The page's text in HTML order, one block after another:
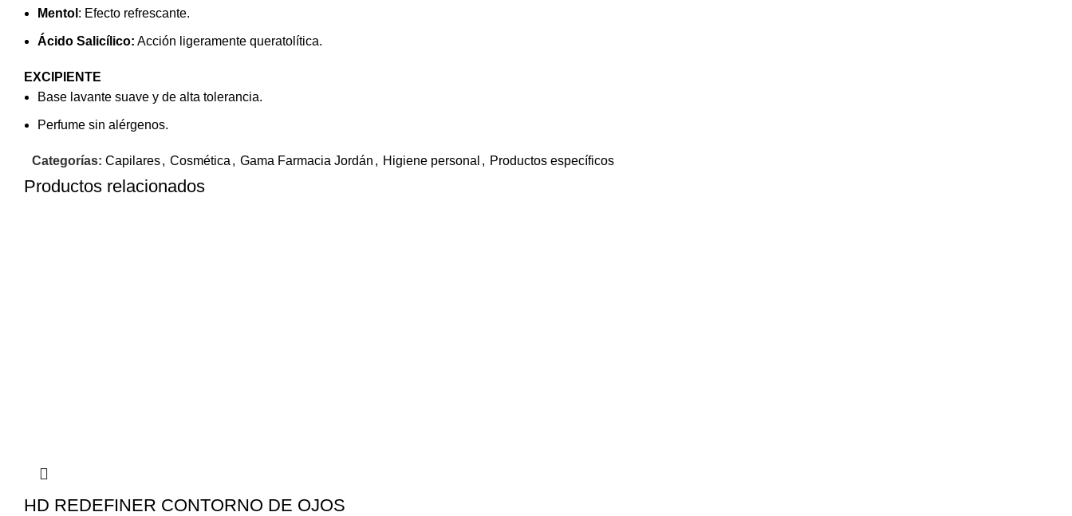
Mentol : Efecto refrescante.
Ácido Salicílico: Acción ligeramente queratolítica.
EXCIPIENTE
Base lavante suave y de alta tolerancia.
Perfume sin alérgenos.
Categorías: Capilares, Cosmética , Gama Farmacia Jordán , Higiene personal , Productos específicos
Productos relacionados
HD REDEFINER CONTORNO DE OJOS